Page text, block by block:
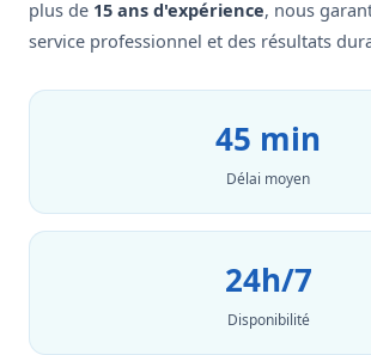
plus de 15 ans d'expérience, nous
service professionnel et des résultats
45 min
Délai moyen
24h/7
Disponibilité